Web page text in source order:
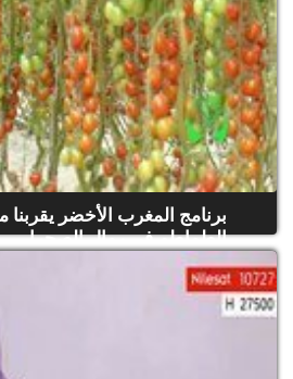
برنامج المغرب الأخضر يقربنا
الطماطم في رمال الصحرا...
(حلقة كاملة)